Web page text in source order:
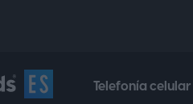
Telefonía celular